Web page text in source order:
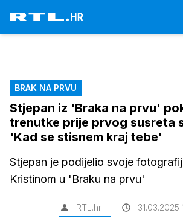
BRAK NA PRVU
Stjepan iz 'Braka na prvu'
trenutke prije prvog susreta
'Kad se stisnem kraj tebe'
Stjepan je podijelio svoje
Kristinom u 'Braku na prvu'
RTL.hr 31.03.2025